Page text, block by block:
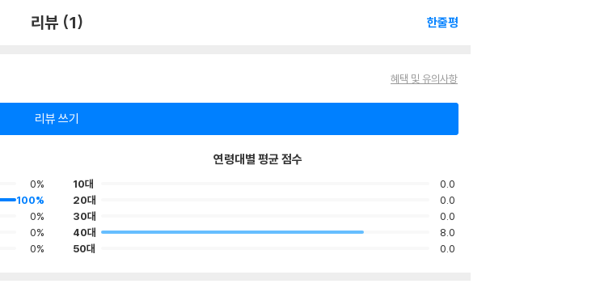
리뷰 (1) 한줄평
혜택 및 유의사항
리뷰 쓰기
0%
100%
0%
0%
0%
연령대별 평균 점수
10대
0.0
20대
0.0
30대
0.0
40대
8.0
50대
0.0